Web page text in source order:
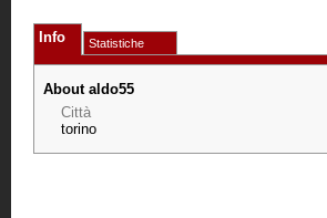
Info Statistiche
About aldo55
Città
torino